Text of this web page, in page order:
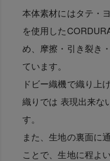
本体素材にはタテ・
を使用した
め、摩擦・引き裂き
ています。
ドビー織機で織り上
織りでは 表現出来な
す。
また、生地の裏面に
ことで、生地に程よ